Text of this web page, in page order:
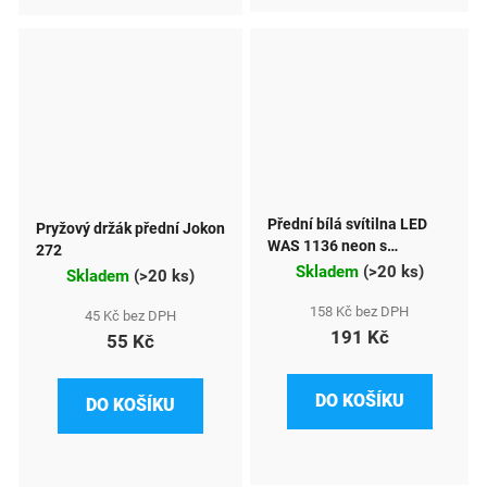
Pryžový držák přední Jokon
272
Skladem (>20 ks)
45 Kč bez DPH
55 Kč
DO KOŠÍKU
Přední bílá svítilna LED
WAS 1136 neon s
odrazkou
Skladem (>20 ks)
158 Kč bez DPH
191 Kč
DO KOŠÍKU